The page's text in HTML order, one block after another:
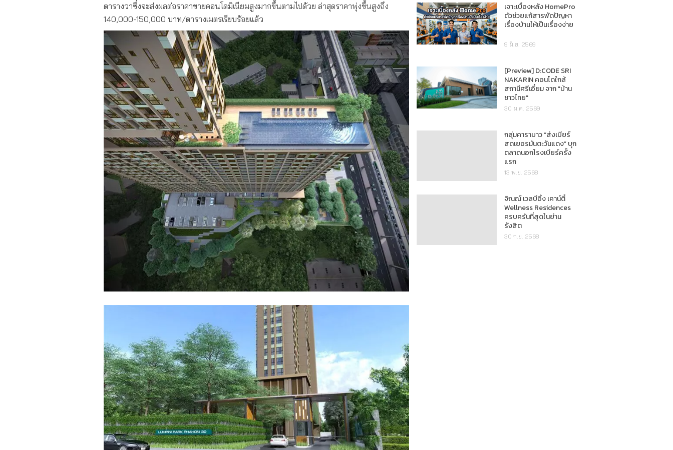
ตารางวาซึ่งจะส่งผลต่อราคาขายคอนโดมิเนียมสูงมากขึ้นตามไปด้วย ล่าสุดราคาพุ่งขึ้นสูงถึง
140,000-150,000 บาท/ตารางเมตรเรียบร้อยแล้ว
เจาะเบื้องหลัง HomePro
ตัวช่วยแก้สารพัดปัญหา
เรื่องบ้านให้เป็นเรื่องง่าย
9 มิ.ย. 2569
[Preview] D:CODE SRI
NAKARIN คอนโดใกล้
สถานีศรีเอี่ยม จาก "บ้าน
ชาวไทย"
30 ม.ค. 2569
กลุ่มคาราบาว “ส่งเบียร์
สดเยอรมันตะวันแดง” บุก
ตลาดนอกโรงเบียร์ครั้ง
แรก
13 พ.ย. 2568
จิณณ์ เวลบีอิ้ง เคาน์ตี้
Wellness Residences
ครบครันที่สุดในย่าน
รังสิต
30 ก.ย. 2568